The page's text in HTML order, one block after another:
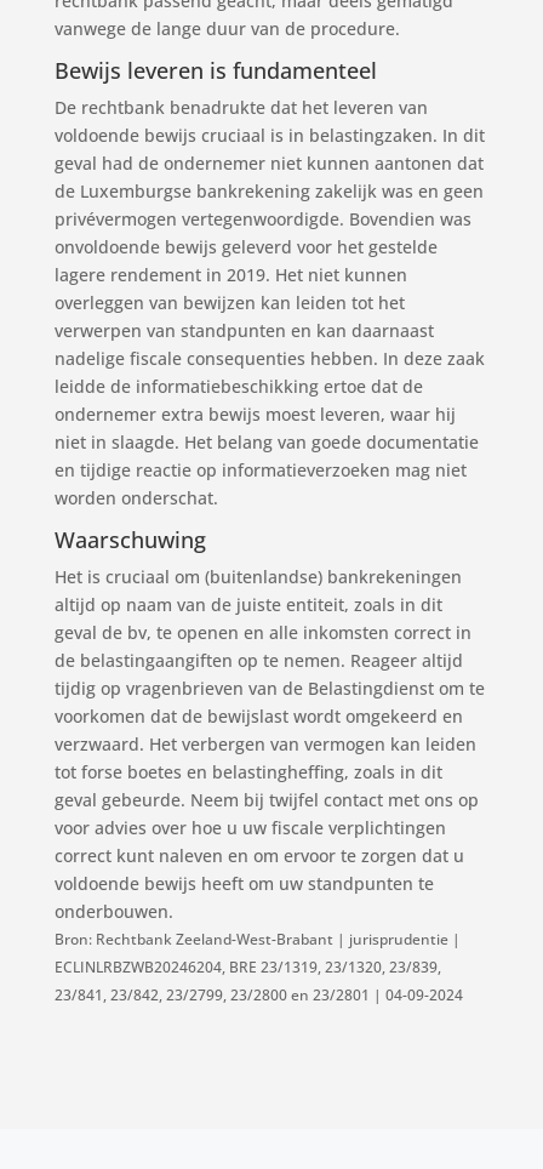
vanwege de lange duur van de procedure.
Bewijs leveren is fundamenteel
De rechtbank benadrukte dat het leveren van
voldoende bewijs cruciaal is in belastingzaken. In dit
geval had de ondernemer niet kunnen aantonen dat
de Luxemburgse bankrekening zakelijk was en geen
privévermogen vertegenwoordigde. Bovendien was
onvoldoende bewijs geleverd voor het gestelde
lagere rendement in 2019. Het niet kunnen
overleggen van bewijzen kan leiden tot het
verwerpen van standpunten en kan daarnaast
nadelige fiscale consequenties hebben. In deze zaak
leidde de informatiebeschikking ertoe dat de
ondernemer extra bewijs moest leveren, waar hij
niet in slaagde. Het belang van goede documentatie
en tijdige reactie op informatieverzoeken mag niet
worden onderschat.
Waarschuwing
Het is cruciaal om (buitenlandse) bankrekeningen
altijd op naam van de juiste entiteit, zoals in dit
geval de bv, te openen en alle inkomsten correct in
de belastingaangiften op te nemen. Reageer altijd
tijdig op vragenbrieven van de Belastingdienst om te
voorkomen dat de bewijslast wordt omgekeerd en
verzwaard. Het verbergen van vermogen kan leiden
tot forse boetes en belastingheffing, zoals in dit
geval gebeurde. Neem bij twijfel contact met ons op
voor advies over hoe u uw fiscale verplichtingen
correct kunt naleven en om ervoor te zorgen dat u
voldoende bewijs heeft om uw standpunten te
onderbouwen.
Bron: Rechtbank Zeeland-West-Brabant | jurisprudentie |
ECLINLRBZWB20246204, BRE 23/1319, 23/1320, 23/839,
23/841, 23/842, 23/2799, 23/2800 en 23/2801 | 04-09-2024